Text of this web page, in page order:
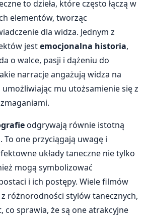
to dzieła, które często łączą w
elementów, tworząc
dla widza. Jednym z
jestemocjonalna historia,
o walce, pasji i dążeniu do
narracje angażują widza na
mu utożsamienie się z
odgrywają równie istotną
one przyciągają uwagę i
układy taneczne nie tylko
mogą symbolizować
i ich postępy. Wiele filmów
różnorodności stylów tanecznych,
co sprawia, że są one atrakcyjne